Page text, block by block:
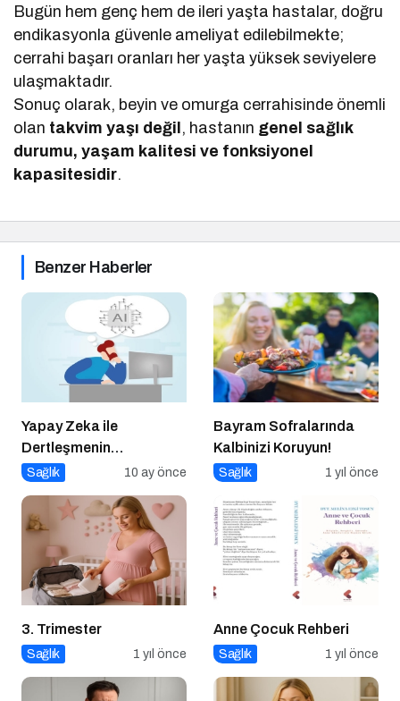
Bugün hem genç hem de ileri yaşta hastalar, doğru
endikasyonla güvenle ameliyat edilebilmekte;
cerrahi başarı oranları her yaşta yüksek seviyelere
ulaşmaktadır.
Sonuç olarak, beyin ve omurga cerrahisinde önemli
olan takvim yaşı değil, hastanın genel sağlık
durumu, yaşam kalitesi ve fonksiyonel
kapasitesidir.
Benzer Haberler
Yapay Zeka ile
Dertleşmenin
Görünmeyen Tehlikeleri!
Sağlık 10 ay önce
Bayram Sofralarında
Kalbinizi Koruyun!
Sağlık 1 yıl önce
3. Trimester
Sağlık 1 yıl önce
Anne Çocuk Rehberi
Sağlık 1 yıl önce